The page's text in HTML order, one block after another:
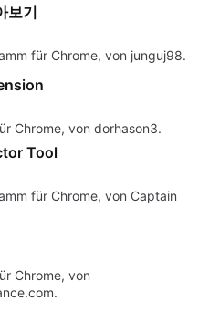
보기
für Chrome, von junguj98.
Chrome, von dorhason3.
Tool
für Chrome, von Captain
Chrome, von